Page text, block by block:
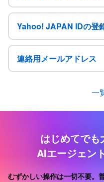
Yahoo! JAPAN IDの登
連絡用メールアドレス
一
はじめてでも
AIエージェン
むずかしい操作は一切不要。